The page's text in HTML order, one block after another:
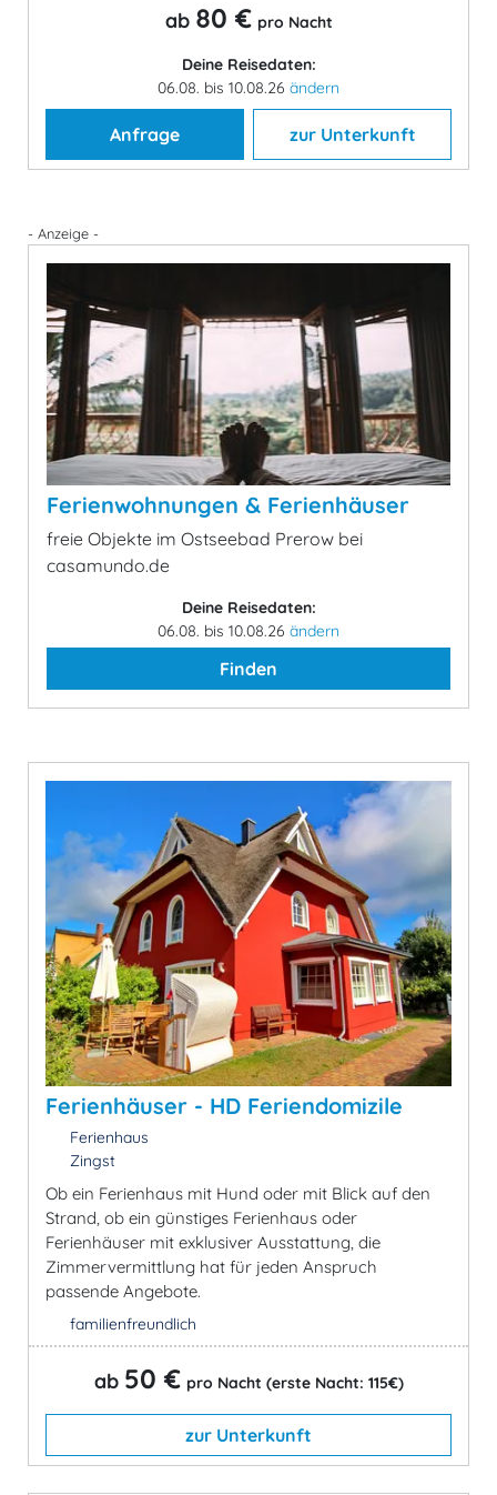
ab 80 € pro Nacht
Deine Reisedaten:
06.08. bis 10.08.26 ändern
Anfrage zur Unterkunft
- Anzeige -
Ferienwohnungen & Ferienhäuser
freie Objekte im Ostseebad Prerow bei
casamundo.de
Deine Reisedaten:
06.08. bis 10.08.26 ändern
Finden
Ferienhäuser - HD Feriendomizile
Ferienhaus
Zingst
Ob ein Ferienhaus mit Hund oder mit Blick auf den
Strand, ob ein günstiges Ferienhaus oder
Ferienhäuser mit exklusiver Ausstattung, die
Zimmervermittlung hat für jeden Anspruch
passende Angebote.
familienfreundlich
ab 50 € pro Nacht (erste Nacht: 115€)
zur Unterkunft